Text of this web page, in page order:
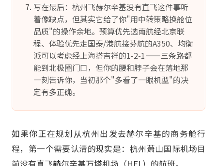
写在最后：杭州飞赫尔辛基没有直飞这件事听
着像缺点，但其实它给了你"用中转策略换舱位
品质"的操作余地。预算优先选南航经北京联
程、体验优先走国泰/港航接芬航的A350、均衡
派可以考虑经上海搭吉祥的1-2-1——三条路都
能到北极圈门口，但你的腰和脖子会在落地那
一刻告诉你，当初那个"多看了一眼机型"的决
定有多正确。
如果你正在规划从杭州出发去赫尔辛基的商务舱行
程，第一个需要认清的现实是：杭州萧山国际机场目
前没有直飞赫尔辛基万塔机场（HEL）的航班。